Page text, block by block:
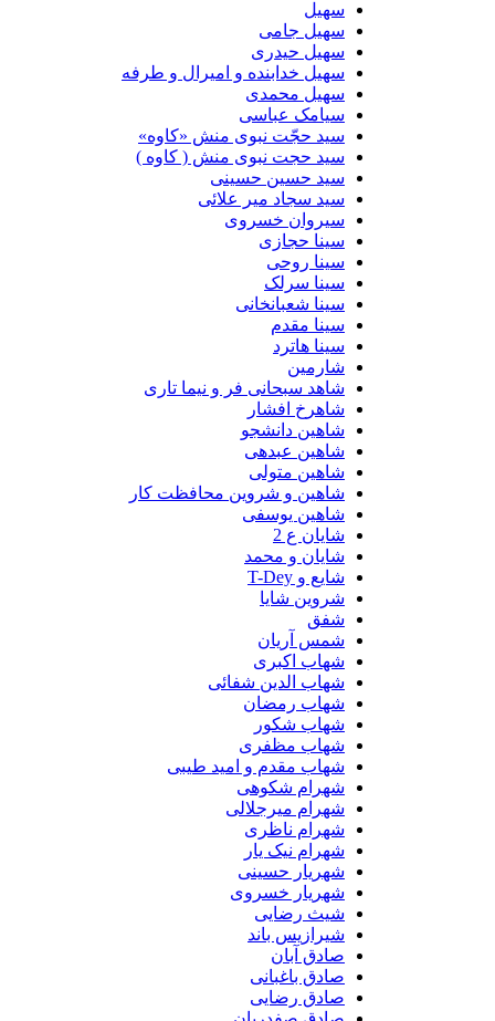
سهیل جامی
سهیل حیدری
سهیل خدابنده و امیرال و طرفه
سهیل محمدی
سیامک عباسی
سید حجّت نبوی منش «کاوه»
سید حجت نبوی منش ( کاوه )
سید حسین حسینى
سید سجاد میر علائی
سیروان خسروی
سینا حجازی
سینا روحی
سینا سرلک
سینا شعبانخانی
سینا مقدم
سینا هاترد
شارمین
شاهد سبحانی فر و نیما تاری
شاهرخ افشار
شاهین دانشجو
شاهین عبدهی
شاهین متولی
شاهین و شروین محافظت کار
شاهین یوسفی
شایان ع 2
شایان و محمد
شایع و T-Dey
شروین شایا
شمس آریان
شهاب اکبری
شهاب الدین شفائی
شهاب رمضان
شهاب شکور
شهاب مظفری
شهاب مقدم و امید طیبی
شهرام شکوهی
شهرام میرجلالی
شهرام ناظری
شهرام نیک یار
شهریار حسینی
شهریار خسروی
شیث رضایی
شیرازیس باند
صادق آبان
صادق باغبانی
صادق رضایی